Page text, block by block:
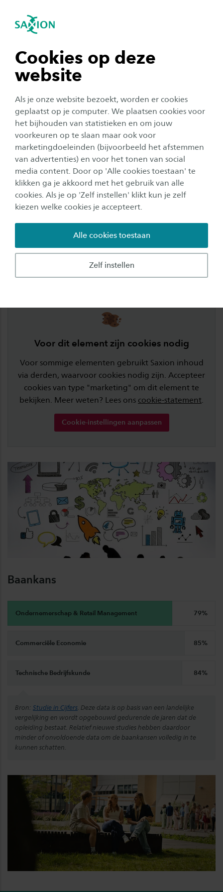
Cookies op deze
website
Als je onze website bezoekt, worden er cookies
geplaatst op je computer. We plaatsen cookies voor
het bijhouden van statistieken en om jouw
voorkeuren op te slaan maar ook voor
marketingdoeleinden (bijvoorbeeld het afstemmen
van advertenties) en voor het tonen van social
media content. Door op 'Alle cookies toestaan' te
klikken ga je akkoord met het gebruik van alle
cookies. Als je op 'Zelf instellen' klikt kun je zelf
kiezen welke cookies je accepteert.
Zelf instellen
Alle cookies toestaan
Navigatie openen
tonen
tonen
tonen
tonen
sluiten
Ondernemerschap & Retail
Subnavigatie tonen
Jouw toekomst
Beroepen binnen het Ondernemerschap
& Retail Management
​Na het volgen van de opleiding Ondernemerschap &
Retail Management kun jij aan de slag als zelfstandig
ondernemer en je eigen bedrijf beginnen, een
(familie)bedrijf overnemen, je ontwikkelen als start-up
consultant, franchisenemer worden of bestaande
bedrijven helpen innoveren.
Zelfstandig ondernemer
Innovator in het bedrijfsleven
Franchisenemer
(Familie)bedrijfsovername
Start-up consultant
Adviseur voor verkoop of overname van een bedrijf
Voor dit element zijn cookies nodig
Voor sommige elementen gebruikt Saxion inhoud
via derden, waarvoor cookies nodig zijn. Accepteer
cookies van type "marketing" om dit element te
bekijken. Meer weten? Lees ons cookie-statement.
Cookie-instellingen aanpassen
Baankans
Ondernemerschap & Retail Management 79%
​Commerciële Economie 85%
​Technische Bedrijfskunde 84%
Bron: Studie in Cijfers. Deze data is op basis van een landelijke
vergelijking en wordt opgebouwd gedurende de jaren dat de
opleiding bestaat. Relatief nieuwe studies hebben daardoor
minder of onvoldoende data om de baankansen volledig in te
kunnen schatten.